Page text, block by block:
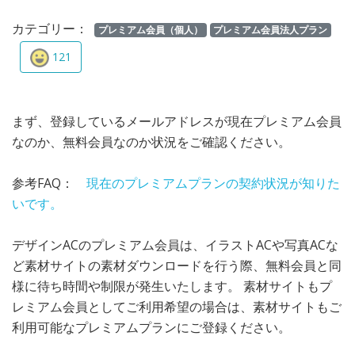
カテゴリー： プレミアム会員（個人） プレミアム会員法人プラン
121
まず、登録しているメールアドレスが現在プレミアム会員
なのか、無料会員なのか状況をご確認ください。
参考FAQ： 現在のプレミアムプランの契約状況が知りた
いです。
デザインACのプレミアム会員は、イラストACや写真ACな
ど素材サイトの素材ダウンロードを行う際、無料会員と同
様に待ち時間や制限が発生いたします。 素材サイトもプ
レミアム会員としてご利用希望の場合は、素材サイトもご
利用可能なプレミアムプランにご登録ください。